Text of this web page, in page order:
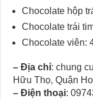
Chocolate hộp
Chocolate trái
Chocolate viên:
–Địa chỉ: chung
Hữu Thọ, Quận
–Điện thoại: